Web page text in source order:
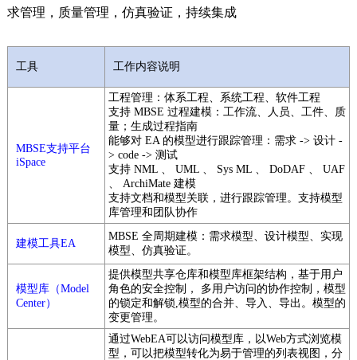
求管理，质量管理，仿真验证，持续集成
工具 工作内容说明
MBSE支持平台
iSpace
工程管理：体系工程、系统工程、软件工程
支持 MBSE 过程建模：工作流、人员、工件、质
量；生成过程指南
能够对 EA 的模型进行跟踪管理：需求 -> 设计 -
> code -> 测试
支持 NML 、 UML 、 Sys ML 、 DoDAF 、 UAF
、 ArchiMate 建模
支持文档和模型关联，进行跟踪管理。支持模型
库管理和团队协作
建模工具EA
MBSE 全周期建模：需求模型、设计模型、实现
模型、仿真验证。
模型库（Model
Center）
提供模型共享仓库和模型库框架结构，基于用户
角色的安全控制， 多用户访问的协作控制，模型
的锁定和解锁,模型的合并、导入、导出。模型的
变更管理。
通过WebEA可以访问模型库，以Web方式浏览模
型，可以把模型转化为易于管理的列表视图，分